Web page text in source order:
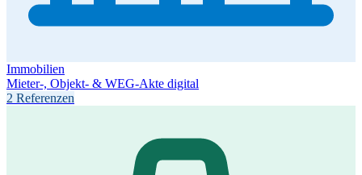
Immobilien
Mieter-, Objekt- & WEG-Akte digital
2 Referenzen